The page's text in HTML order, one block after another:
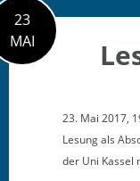
23
MAI
23. Mai 2017,
Lesung als
der Uni Kas­sel